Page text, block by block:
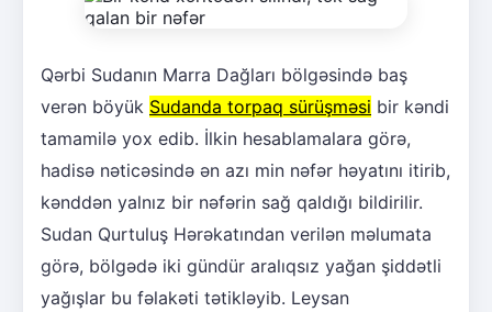
Qərbi Sudanın Marra Dağları bölgəsində baş
verən böyük Sudanda torpaq sürüşməsi bir kəndi
tamamilə yox edib. İlkin hesablamalara görə,
hadisə nəticəsində ən azı min nəfər həyatını itirib,
kənddən yalnız bir nəfərin sağ qaldığı bildirilir.
Sudan Qurtuluş Hərəkatından verilən məlumata
görə, bölgədə iki gündür aralıqsız yağan şiddətli
yağışlar bu fəlakəti tətikləyib. Leysan